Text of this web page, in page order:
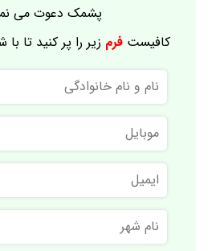
پشمک دعوت می
کافیستفرم زیر را پر کنید تا
نام
و
نام
خانوادگی
موبایل
ایمیل
نام
شهر